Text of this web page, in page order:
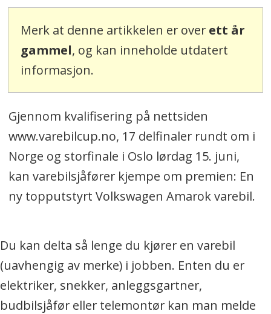
Merk at denne artikkelen er over ett år
gammel, og kan inneholde utdatert
informasjon.
Gjennom kvalifisering på nettsiden
www.varebilcup.no, 17 delfinaler rundt om i
Norge og storfinale i Oslo lørdag 15. juni,
kan varebilsjåfører kjempe om premien: En
ny topputstyrt Volkswagen Amarok varebil.
Du kan delta så lenge du kjører en varebil
(uavhengig av merke) i jobben. Enten du er
elektriker, snekker, anleggsgartner,
budbilsjåfør eller telemontør kan man melde